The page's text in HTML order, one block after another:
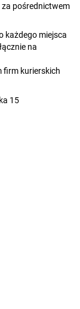
za pośrednictwem
każdego miejsca
na
firm kurierskich
15